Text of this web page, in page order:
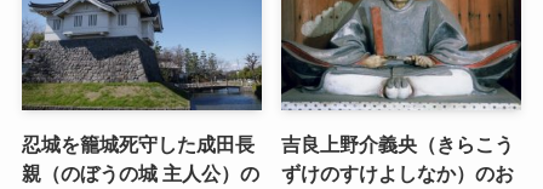
忍城を籠城死守した成田長
親（のぼうの城 主人公）の
吉良上野介義央（きらこう
ずけのすけよしなか）のお